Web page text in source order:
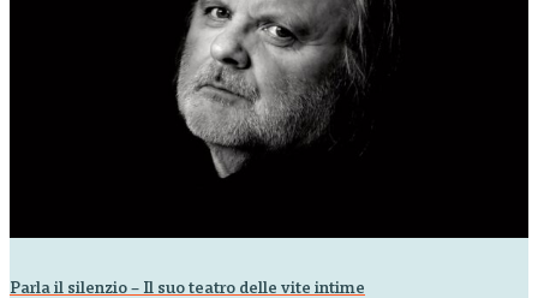
Parla il silenzio – Il suo teatro delle vite intime